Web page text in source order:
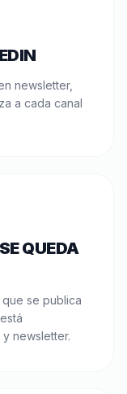
newsletter,
a cada canal
QUEDA
se publica
newsletter.